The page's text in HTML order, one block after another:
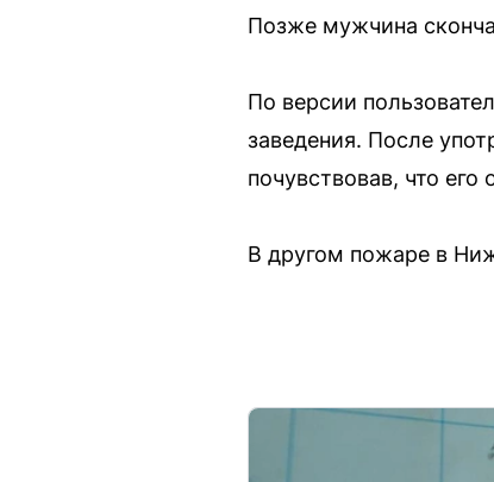
Позже мужчина
По версии
заведения. После
почувствовав, что его
В другом пожаре в